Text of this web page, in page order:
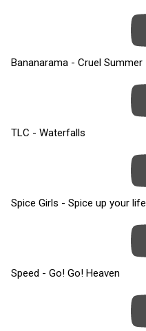
Bananarama - Cruel Summer
TLC - Waterfalls
Spice Girls - Spice up your life
Speed - Go! Go! Heaven